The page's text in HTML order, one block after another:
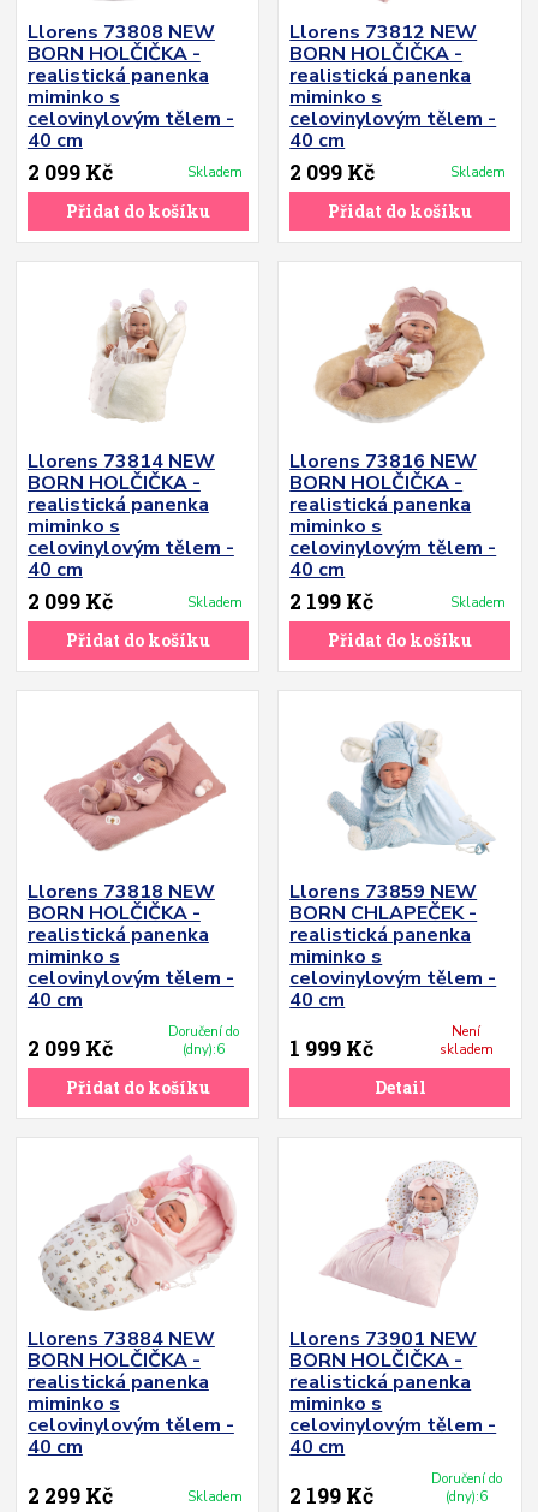
Llorens 73808 NEW
BORN HOLČIČKA -
realistická panenka
miminko s
celovinylovým tělem -
40 cm
2 099 Kč Skladem
Přidat do košíku
Llorens 73812 NEW
BORN HOLČIČKA -
realistická panenka
miminko s
celovinylovým tělem -
40 cm
2 099 Kč Skladem
Přidat do košíku
Llorens 73814 NEW
BORN HOLČIČKA -
realistická panenka
miminko s
celovinylovým tělem -
40 cm
2 099 Kč Skladem
Přidat do košíku
Llorens 73816 NEW
BORN HOLČIČKA -
realistická panenka
miminko s
celovinylovým tělem -
40 cm
2 199 Kč Skladem
Přidat do košíku
Llorens 73818 NEW
BORN HOLČIČKA -
realistická panenka
miminko s
celovinylovým tělem -
40 cm
2 099 Kč
Doručení do
(dny):6
Přidat do košíku
Llorens 73859 NEW
BORN CHLAPEČEK -
realistická panenka
miminko s
celovinylovým tělem -
40 cm
1 999 Kč
Není
skladem
Detail
Llorens 73884 NEW
BORN HOLČIČKA -
realistická panenka
miminko s
celovinylovým tělem -
40 cm
2 299 Kč Skladem
Llorens 73901 NEW
BORN HOLČIČKA -
realistická panenka
miminko s
celovinylovým tělem -
40 cm
2 199 Kč
Doručení do
(dny):6